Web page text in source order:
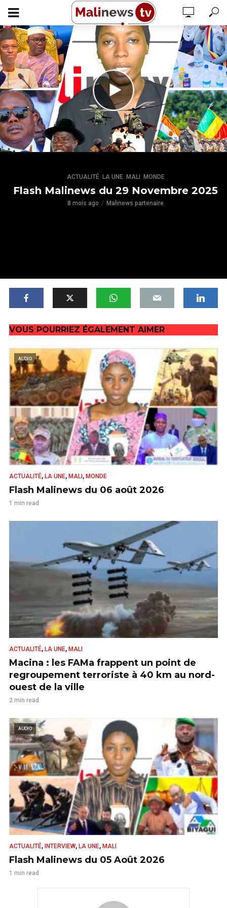
ACTUALITÉ, LA UNE, MALI MONDE
Flash Malinews du 29 Novembre 2025
8 mois ago Malinews partenaire
VOUS POURRIEZ ÉGALEMENT AIMER
AUDIO
ACTUALITÉ, LA UNE, MALI , MONDE
Flash Malinews du 06 août 2026
1 min read
ACTUALITÉ, LA UNE, MALI
Macina : les FAMa frappent un point de
regroupement terroriste à 40 km au nord-
ouest de la ville
2 min read
AUDIO
ACTUALITÉ, INTERVIEW, LA UNE, MALI
Flash Malinews du 05 Août 2026
1 min read